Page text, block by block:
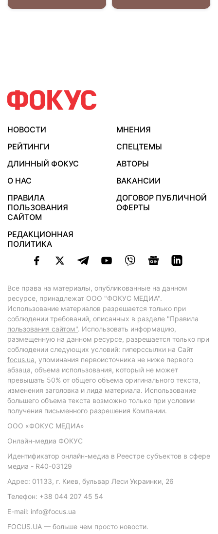
НОВОСТИ
МНЕНИЯ
РЕЙТИНГИ
СПЕЦТЕМЫ
ДЛИННЫЙ ФОКУС
АВТОРЫ
О НАС
ВАКАНСИИ
ПРАВИЛА
ПОЛЬЗОВАНИЯ
САЙТОМ
ДОГОВОР ПУБЛИЧНОЙ
ОФЕРТЫ
РЕДАКЦИОННАЯ
ПОЛИТИКА
Все права на материалы, опубликованные на данном
ресурсе, принадлежат ООО "ФОКУС МЕДИА".
Использование материалов разрешается только при
соблюдении требований, описанных в разделе "Правила
пользования сайтом". Использовать информацию,
размещенную на данном ресурсе, разрешается только при
соблюдении следующих условий: гиперссылки на Сайт
focus.ua, упоминания первоисточника не ниже первого
абзаца, объема использования, который не может
превышать 50% от общего объема оригинального текста,
изменения заголовка и лида материала. Использование
большего объема текста возможно только при условии
получения письменного разрешения Компании.
ООО «ФОКУС МЕДИА»
Онлайн-медиа ФОКУС
Идентификатор онлайн-медиа в Реестре субъектов в сфере
медиа - R40-03129
Адрес: 01133, г. Киев, бульвар Леси Украинки, 26
Телефон: +38 044 207 45 54
E-mail: info@focus.ua
FOCUS.UA — больше чем просто новости.